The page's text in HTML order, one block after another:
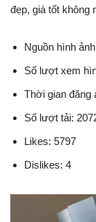
đẹp, giá tốt không
Nguồn hình
Số lượt xem
Thời gian đăng
Số lượt tải:
Likes: 5797
Dislikes: 4